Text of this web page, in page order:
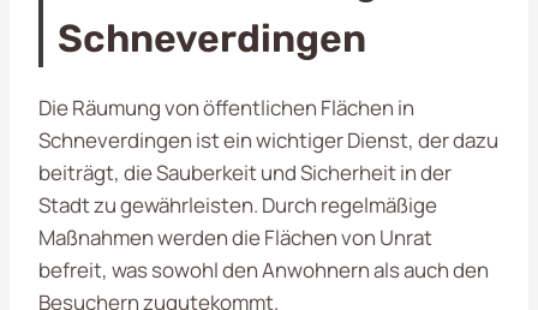
Schneverdingen
Die Räumung von öffentlichen Flächen in
Schneverdingen ist ein wichtiger Dienst, der dazu
beiträgt, die Sauberkeit und Sicherheit in der
Stadt zu gewährleisten. Durch regelmäßige
Maßnahmen werden die Flächen von Unrat
befreit, was sowohl den Anwohnern als auch den
Besuchern zugutekommt.